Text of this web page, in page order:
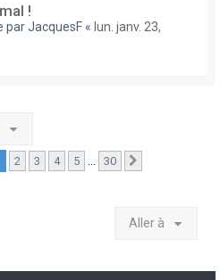
!
parJacquesF « lun. janv. 23,
sur30
2 3 4 5 … 30
Aller à